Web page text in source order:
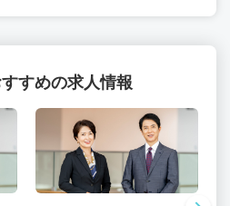
すめの求人情報